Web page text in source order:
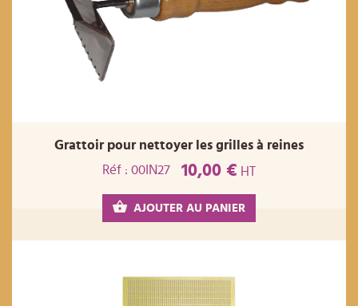
Grattoir pour nettoyer les grilles à reines
Réf : 00IN27
10,00 € HT
AJOUTER AU PANIER